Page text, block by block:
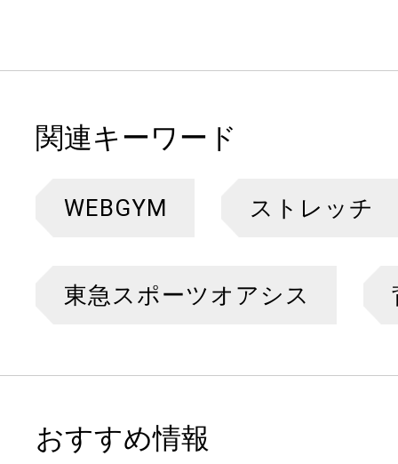
関連キーワード
WEBGYM ストレッチ
東急スポーツオアシス
おすすめ情報